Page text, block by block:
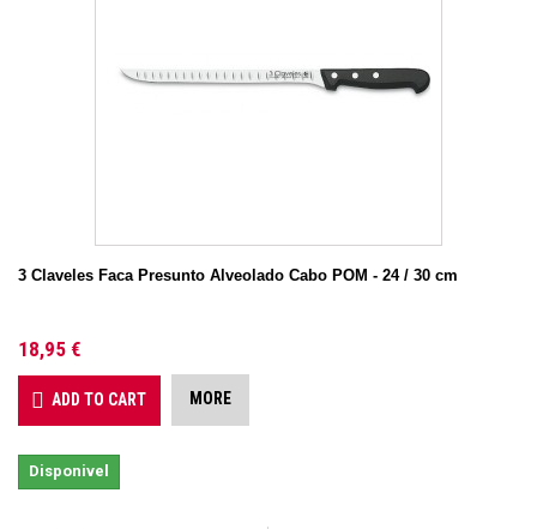
3 Claveles Faca Presunto Alveolado Cabo POM - 24 / 30 cm
18,95 €
ADD TO CART MORE
Disponivel